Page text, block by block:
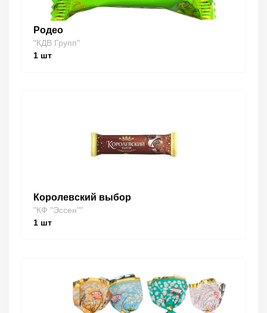
Родео
"КДВ Групп"
1 шт
Королевский выбор
"КФ "Эссен""
1 шт